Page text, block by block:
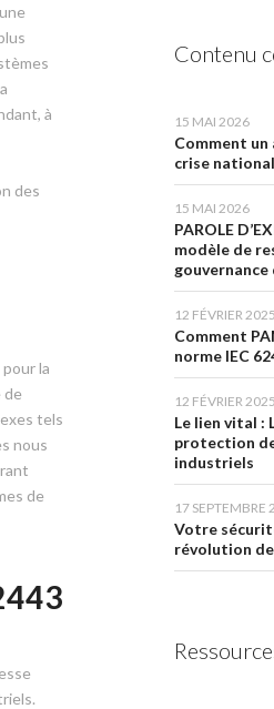
à
des
la
de
tels
nous
de
Contenu
15 MAI 2026
Comment un
crise
15 MAI 2026
PAROLE
modèle de
gouvernance
12 FÉVRIER 2025
Comment
norme IEC
12 FÉVRIER 2025
Le lien vital :
protection
industriels
17 SEPTEMBRE
Votre
révolution de